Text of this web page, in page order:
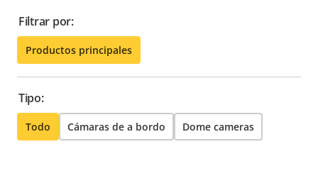
Filtrar por:
Productos principales
Tipo:
Todo Cámaras de a bordo Dome cameras